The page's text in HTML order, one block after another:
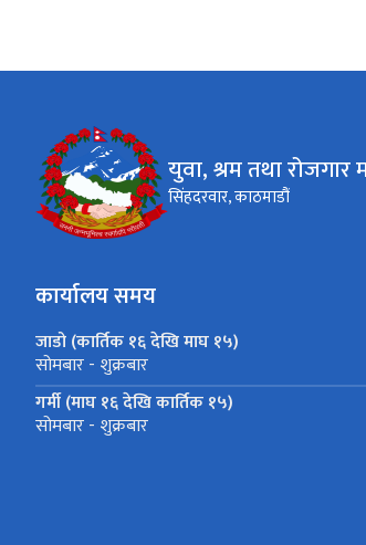
युवा, श्रम तथा रोजगार
सिंहदरवार, काठमाडौं
कार्यालय समय
जाडो (कार्तिक १६ देखि माघ १५)
सोमबार - शुक्रबार
गर्मी (माघ १६ देखि कार्तिक १५)
सोमबार - शुक्रबार